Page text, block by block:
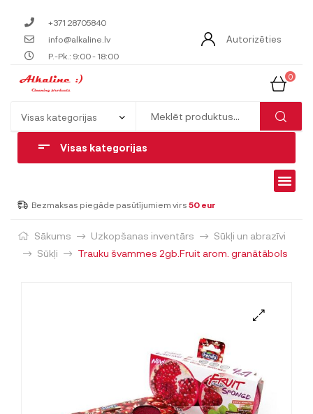
+371 28705840
info@alkaline.lv
P.-Pk.: 9:00 - 18:00
Autorizēties
0
Visas kategorijas
Bezmaksas piegāde pasūtījumiem virs 50 eur
Sākums Uzkopšanas inventārs
Sūkļi un abrazīvi
Sūkļi
Trauku švammes 2gb.Fruit arom. granātābols